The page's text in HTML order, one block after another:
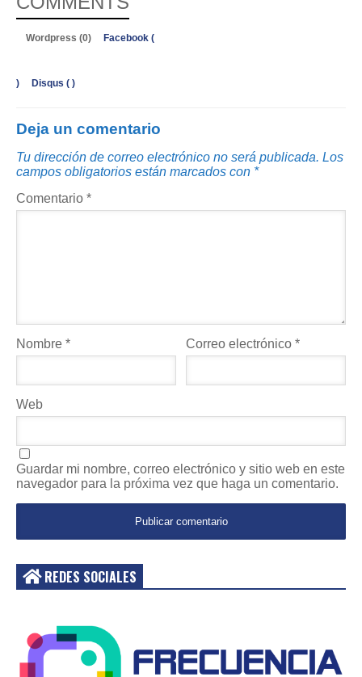
Wordpress (0) Facebook (
) Disqus ( )
Deja un comentario
Tu dirección de correo electrónico no será publicada. Los
campos obligatorios están marcados con *
Comentario *
Nombre * Correo electrónico*
Web
Guardar mi nombre, correo electrónico y sitio web en este
navegador para la próxima vez que haga un comentario.
REDES SOCIALES